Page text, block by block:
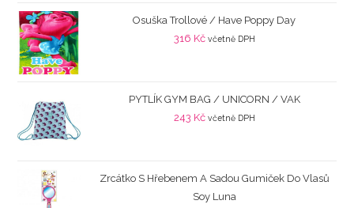
Osuška Trollové / Have Poppy Day
316 Kč včetně DPH
PYTLÍK GYM BAG / UNICORN / VAK
243 Kč včetně DPH
Zrcátko S Hřebenem A Sadou Gumiček Do Vlasů
Soy Luna